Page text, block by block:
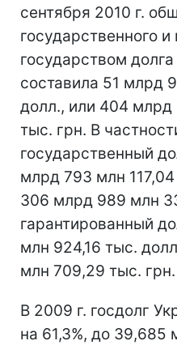
сентября 2010 г.
государственного
государством
составила 51 млрд
долл., или 404 млрд
тыс. грн. В
государственный
млрд 793 млн
306 млрд 989 млн
гарантированный
млн 924,16 тыс.
млн 709,29 тыс. грн.
В 2009 г. госдолг
на 61,3%, до 39,685